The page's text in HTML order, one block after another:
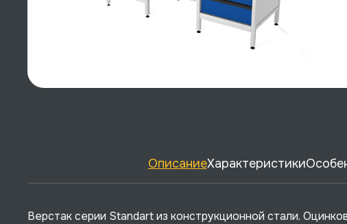
ОписаниеХарактеристики
Верстак серии Standart из конструкционной стали.